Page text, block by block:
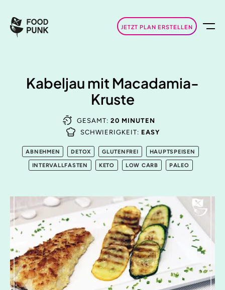
JETZT PLAN ERSTELLEN
Kabeljau mit Macadamia-
Kruste
GESAMT: 20 MINUTEN
SCHWIERIGKEIT: EASY
ABNEHMEN DETOX GLUTENFREI HAUPTSPEISEN
INTERVALLFASTEN KETO LOW CARB PALEO